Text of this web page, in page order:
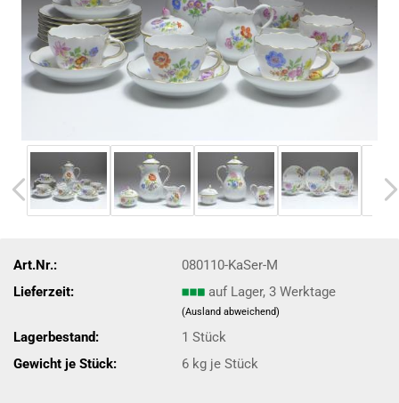
Art.Nr.:
080110-KaSer-M
Lieferzeit:
auf Lager, 3 Werktage
(Ausland abweichend)
Lagerbestand: 1Stück
Gewicht je Stück:
6 kg je Stück